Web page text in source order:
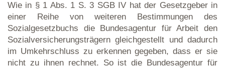
Wie in § 1 Abs. 1 S. 3 SGB IV hat der Gesetzgeber in
einer Reihe von weiteren Bestimmungen des
Sozialgesetzbuchs die Bundesagentur für Arbeit den
Sozialversicherungsträgern gleichgestellt und dadurch
im Umkehrschluss zu erkennen gegeben, dass er sie
nicht zu ihnen rechnet. So ist die Bundesagentur für